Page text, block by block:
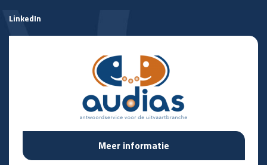
LinkedIn
Meer informatie